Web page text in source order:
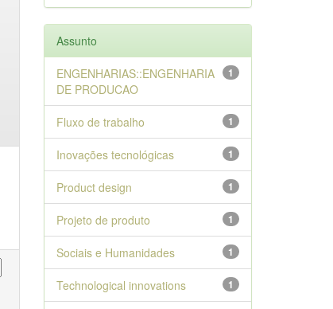
Assunto
1
ENGENHARIAS::ENGENHARIA
DE PRODUCAO
1
Fluxo de trabalho
1
Inovações tecnológicas
1
Product design
1
Projeto de produto
1
Sociais e Humanidades
1
Technological innovations